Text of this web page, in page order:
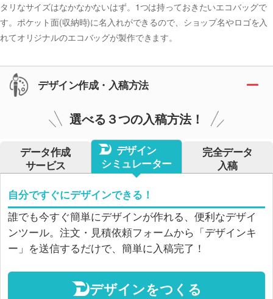
タリなサイズはなかなかないはず。1つは持っておきたいエコバッグで
す。ポケット面(収納時)に名入れができるので、ショップ名やロゴを入
れてオリジナルのエコバッグが製作できます。
デザイン作成・入稿方法
選べる３つの入稿方法！
データ作成
サービス
デザイン
シミュレーター
完全データ
入稿
自分ですぐにデザインできる！
誰でも今すぐ簡単にデザインが作れる、便利なデザイ
ンツール。注文・見積依頼フォームから「デザインキ
ー」を送信するだけで、簡単に入稿完了！
デザインをつくる